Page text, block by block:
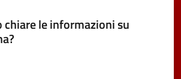
chiare le informazioni su